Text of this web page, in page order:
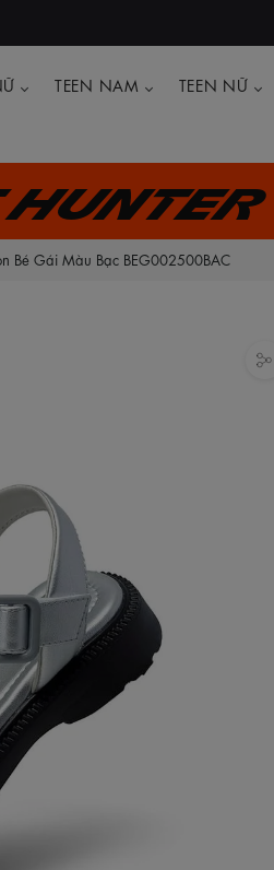
TEEN NAM TEEN NỮ
Bé Gái Màu Bạc BEG002500BAC